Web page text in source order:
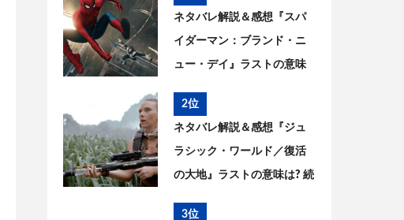
ネタバレ解説＆感想『スパ
イダーマン：ブランド・ニ
ュー・デイ』ラストの意味
った? 今後を考察
2位
ネタバレ解説＆感想『ジュ
ラシック・ワールド／復活
の大地』ラストの意味は? 続
3位